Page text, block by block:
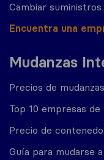
Cambiar
Encuentra una
Mudanzas
Precios de
Top 10 empresas
Precio de
Guía para mudarse